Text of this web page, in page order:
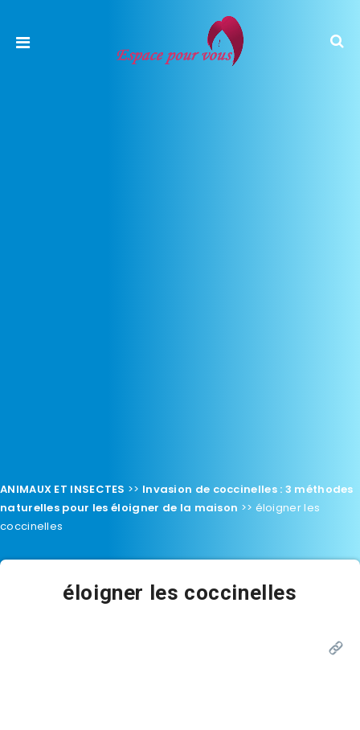
ANIMAUX ET INSECTES >> Invasion de coccinelles : 3 méthodes
naturelles pour les éloigner de la maison >> éloigner les
coccinelles
éloigner les coccinelles